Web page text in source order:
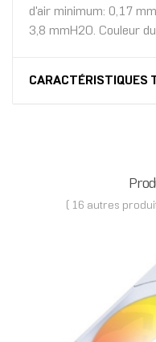
d'air minimum: 0,17
3,8 mmH2O. Couleur
CARACTÉRISTIQUES
( 16 autres